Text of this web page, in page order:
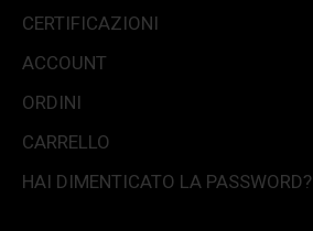
CERTIFICAZIONI
ACCOUNT
ORDINI
CARRELLO
HAI DIMENTICATO LA PASSWORD?